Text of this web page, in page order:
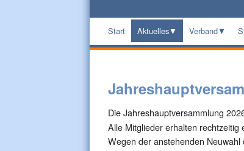
Start Aktuelles Verband
Die Jahreshauptversammlung
Alle Mitglieder erhalten rechtzeitig
Wegen der anstehenden